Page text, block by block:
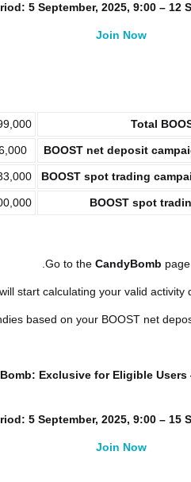
5 September, 2025, 9:00 – 12
Join Now
Total
BOOST
BOOST net deposit
BOOST
BOOST spot trading
BOOST
BOOST spot tra
BOOST
Go to the CandyBomb
start calculating your valid activity
based on your BOOST net
Exclusive for Eligible
5 September, 2025, 9:00 – 15
Join Now